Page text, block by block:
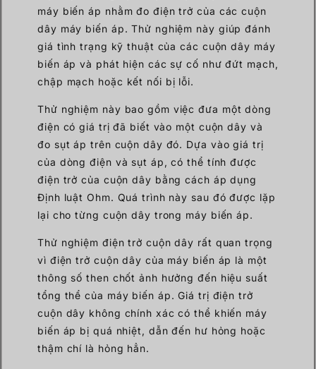
máy biến áp nhằm đo điện trở của các cuộn
dây máy biến áp. Thử nghiệm này giúp đánh
giá tình trạng kỹ thuật của các cuộn dây máy
biến áp và phát hiện các sự cố như đứt mạch,
chập mạch hoặc kết nối bị lỗi.
Thử nghiệm này bao gồm việc đưa một dòng
điện có giá trị đã biết vào một cuộn dây và
đo sụt áp trên cuộn dây đó. Dựa vào giá trị
của dòng điện và sụt áp, có thể tính được
điện trở của cuộn dây bằng cách áp dụng
Định luật Ohm. Quá trình này sau đó được lặp
lại cho từng cuộn dây trong máy biến áp.
Thử nghiệm điện trở cuộn dây rất quan trọng
vì điện trở cuộn dây của máy biến áp là một
thông số then chốt ảnh hưởng đến hiệu suất
tổng thể của máy biến áp. Giá trị điện trở
cuộn dây không chính xác có thể khiến máy
biến áp bị quá nhiệt, dẫn đến hư hỏng hoặc
thậm chí là hỏng hẳn.